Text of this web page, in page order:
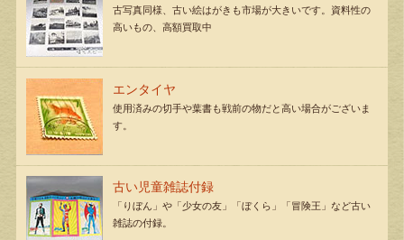
古写真同様、古い絵はがきも市場が大きいです。資料性の
高いもの、高額買取中
エンタイヤ
使用済みの切手や葉書も戦前の物だと高い場合がございま
す。
古い児童雑誌付録
「りぼん」や「少女の友」「ぼくら」「冒険王」など古い
雑誌の付録。